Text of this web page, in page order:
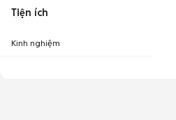
Tiện ích
Kinh nghiệm